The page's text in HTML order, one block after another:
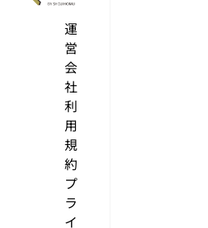
運
営
会
社
利
用
規
約
プ
ラ
イ